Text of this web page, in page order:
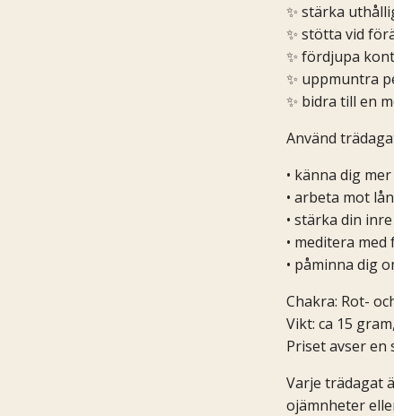
✨ stärka
✨ stötta vid
✨ fördjupa
✨ uppmuntra
✨ bidra till en
Använd
• känna dig
• arbeta mot
• stärka din
• meditera
• påminna dig
Chakra: Rot-
Vikt: ca 15
Priset avser en
Varje trädagat
ojämnheter